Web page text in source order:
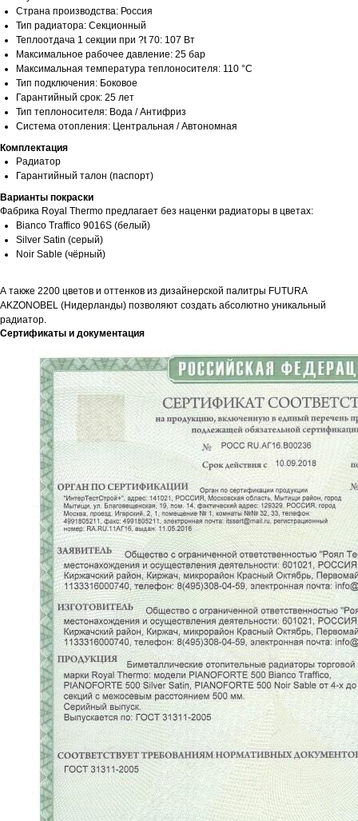
Страна производства: Россия
Тип радиатора: Секционный
Теплоотдача 1 секции при ?t 70: 107 Вт
Максимальное рабочее давление: 25 бар
Максимальная температура теплоносителя: 110 °С
Тип подключения: Боковое
Гарантийный срок: 25 лет
Тип теплоносителя: Вода / Антифриз
Система отопления: Центральная / Автономная
Комплектация
Радиатор
Гарантийный талон (паспорт)
Варианты покраски
Фабрика Royal Thermo предлагает без наценки радиаторы в цветах:
Bianco Traffico 9016S (белый)
Silver Satin (серый)
Noir Sable (чёрный)
А также 2200 цветов и оттенков из дизайнерской палитры FUTURA
AKZONOBEL (Нидерланды) позволяют создать абсолютно уникальный
радиатор.
Сертификаты и документация